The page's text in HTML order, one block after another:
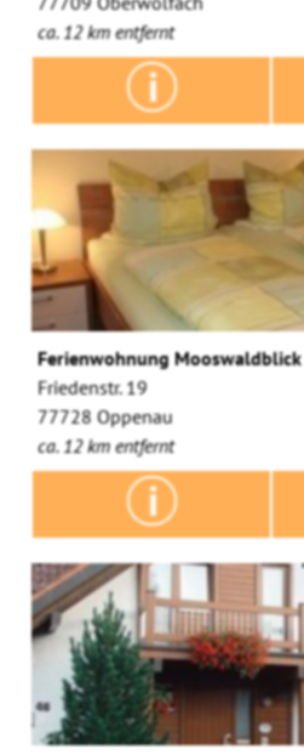
ca. 12 km entfernt
Ferienwohnung Mooswaldblick
Friedenstr. 19
77728 Oppenau
ca. 12 km entfernt